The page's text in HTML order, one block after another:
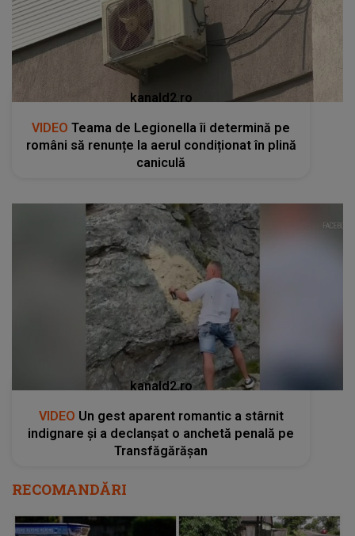
kanald2.ro
VIDEO Teama de Legionella îi determină pe
români să renunțe la aerul condiționat în plină
caniculă
kanald2.ro
VIDEO Un gest aparent romantic a stârnit
indignare și a declanșat o anchetă penală pe
Transfăgărășan
RECOMANDĂRI